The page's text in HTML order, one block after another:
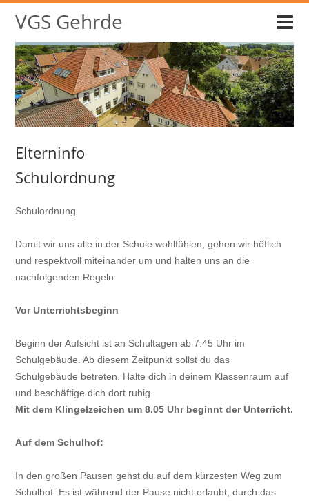
VGS Gehrde
Elterninfo
Schulordnung
Schulordnung
Damit wir uns alle in der Schule wohlfühlen, gehen wir höflich
und respektvoll miteinander um und halten uns an die
nachfolgenden Regeln:
Vor Unterrichtsbeginn
Beginn der Aufsicht ist an Schultagen ab 7.45 Uhr im
Schulgebäude. Ab diesem Zeitpunkt sollst du das
Schulgebäude betreten. Halte dich in deinem Klassenraum auf
und beschäftige dich dort ruhig.
Mit dem Klingelzeichen um 8.05 Uhr beginnt der Unterricht.
Auf dem Schulhof:
In den großen Pausen gehst du auf dem kürzesten Weg zum
Schulhof. Es ist während der Pause nicht erlaubt, durch das